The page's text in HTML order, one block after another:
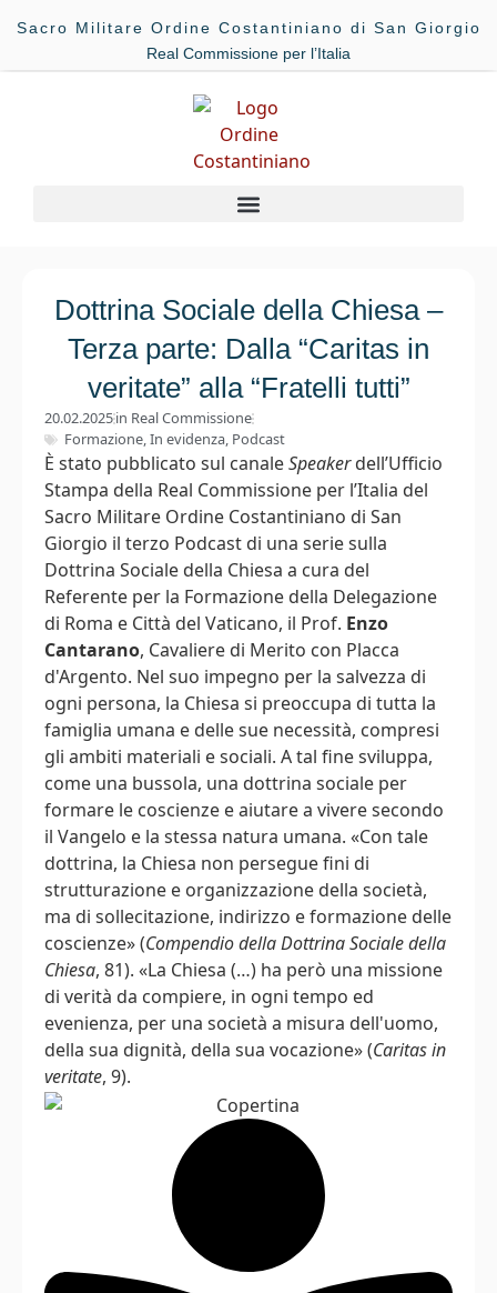
Sacro Militare Ordine Costantiniano di San Giorgio
Real Commissione per l’Italia
Dottrina Sociale della Chiesa –
Terza parte: Dalla “Caritas in
veritate” alla “Fratelli tutti”
20.02.2025in Real Commissione
Formazione,In evidenza, Podcast
È stato pubblicato sul canaleSpeakerdell’Ufficio
Stampa della Real Commissione per l’Italia del
Sacro Militare Ordine Costantiniano di San
Giorgio il terzo Podcast di una serie sulla
Dottrina Sociale della Chiesa a cura del
Referente per la Formazione della Delegazione
di Roma e Città del Vaticano, il Prof. Enzo
Cantarano, Cavaliere di Merito con Placca
d'Argento. Nel suo impegno per la salvezza di
ogni persona, la Chiesa si preoccupa di tutta la
famiglia umana e delle sue necessità, compresi
gli ambiti materiali e sociali. A tal fine sviluppa,
come una bussola, una dottrina sociale per
formare le coscienze e aiutare a vivere secondo
il Vangelo e la stessa natura umana. «Con tale
dottrina, la Chiesa non persegue fini di
strutturazione e organizzazione della società,
ma di sollecitazione, indirizzo e formazione delle
coscienze» (Compendio della Dottrina Sociale della
Chiesa, 81). «La Chiesa (…) ha però una missione
di verità da compiere, in ogni tempo ed
evenienza, per una società a misura dell'uomo,
della sua dignità, della sua vocazione» (Caritas in
veritate, 9).